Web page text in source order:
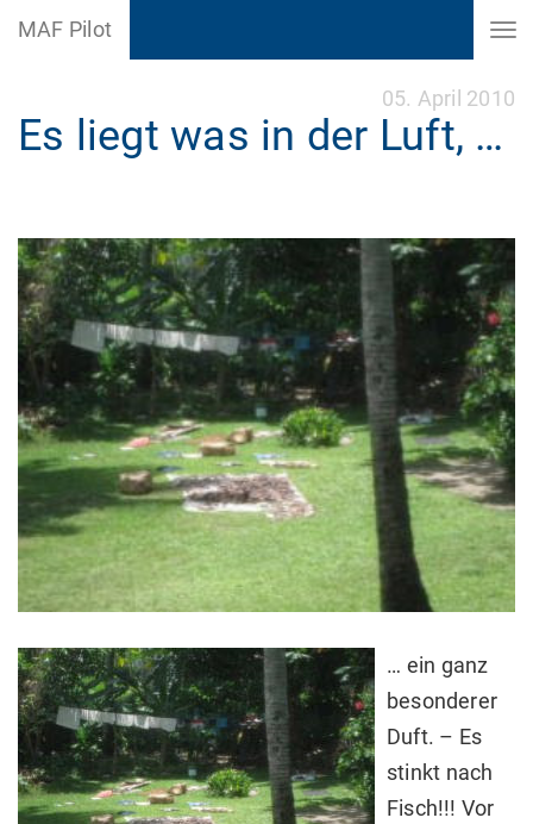
MAF Pilot
05. April 2010
Es liegt was in der Luft, …
… ein ganz
besonderer
Duft. – Es
stinkt nach
Fisch!!! Vor